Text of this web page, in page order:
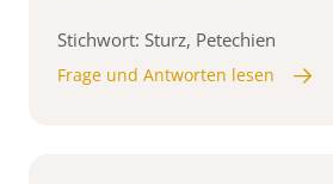
Stichwort: Sturz, Petechien
Frage und Antworten lesen